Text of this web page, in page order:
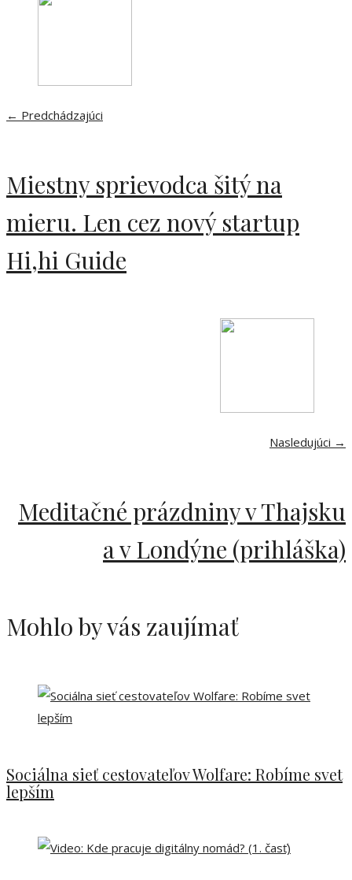
← Predchádzajúci
Miestny sprievodca šitý na
mieru. Len cez nový startup
Hi,hi Guide
Nasledujúci →
Meditačné prázdniny v Thajsku
a v Londýne (prihláška)
Mohlo by vás zaujímať
Sociálna sieť cestovateľov Wolfare: Robíme svet
lepším